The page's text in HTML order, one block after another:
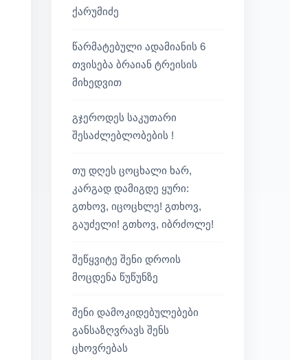
ქარუმიძე
წარმატებული ადამიანის 6
თვისება ბრაიან ტრეისის
მიხედვით
გჯეროდეს საკუთარი
შესაძლებლობების !
თუ დღეს ცოცხალი ხარ,
კარგად დამიგდე ყური:
გთხოვ, იცოცხლე! გთხოვ,
გაუძელი! გთხოვ, იბრძოლე!
შეწყვიტე შენი დროის
მოცდენა წუწუნზე
შენი დამოკიდებულებები
განსაზღვრავს შენს
ცხოვრებას